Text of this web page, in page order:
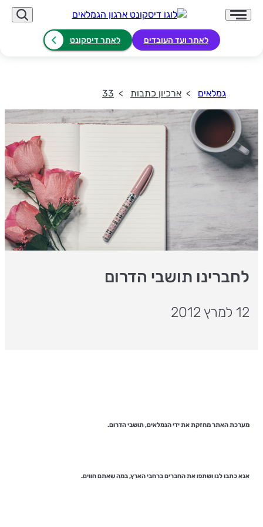
לאתר ועד העובדים לאתר דיסקונט
גמלאים ארכיון כתבות 33
לחברינו תושבי הדרום
12 למרץ 2012
‏מערכת האתר מחזקת את ידי הגמלאים, תושבי הדרום.
אנא כתבו לנו ושתפו את החברים ברחבי הארץ, במה שאתם חווים.